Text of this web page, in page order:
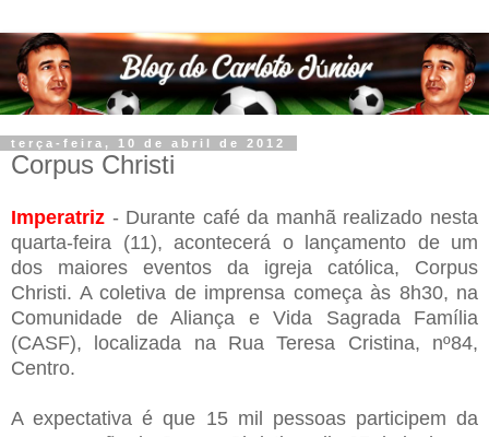
terça-feira, 10 de abril de 2012
Corpus Christi
Imperatriz - Durante café da manhã realizado nesta
quarta-feira (11), acontecerá o lançamento de um
dos maiores eventos da igreja católica, Corpus
Christi. A coletiva de imprensa começa às 8h30, na
Comunidade de Aliança e Vida Sagrada Família
(CASF), localizada na Rua Teresa Cristina, nº84,
Centro.
A expectativa é que 15 mil pessoas participem da